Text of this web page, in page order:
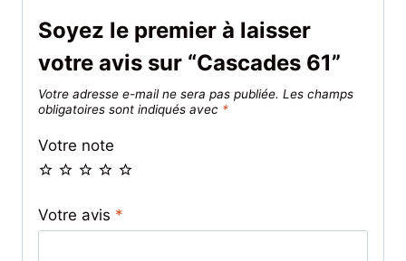
Soyez le premier à laisser
votre avis sur “Cascades 61”
Votre adresse e-mail ne sera pas publiée. Les champs
obligatoires sont indiqués avec *
Votre note
Votre avis *